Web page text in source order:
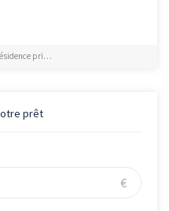
principale / PTZ
prêt
€